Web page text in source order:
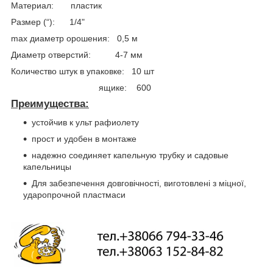
Материал: пластик
Размер (“): 1/4"
max диаметр орошения: 0,5 м
Диаметр отверстий: 4-7 мм
Количество штук в упаковке: 10 шт
ящике: 600
Преимущества:
устойчив к ульт рафиолету
прост и удобен в монтаже
надежно соединяет капельную трубку и садовые
капельницы
Для забезпечення довговічності, виготовлені з міцної,
ударопрочной пластмаси